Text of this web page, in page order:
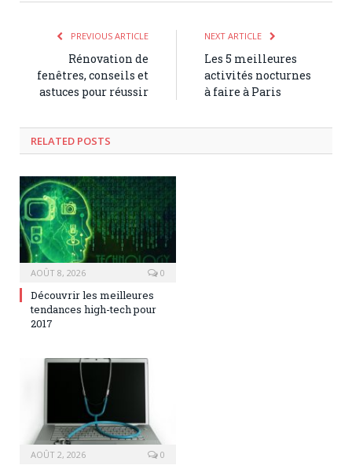
PREVIOUS ARTICLE
Rénovation de
fenêtres, conseils et
astuces pour réussir
NEXT ARTICLE
Les 5 meilleures
activités nocturnes
à faire à Paris
RELATED POSTS
AOÛT 8, 2026 0
Découvrir les meilleures
tendances high-tech pour
2017
AOÛT 2, 2026 0